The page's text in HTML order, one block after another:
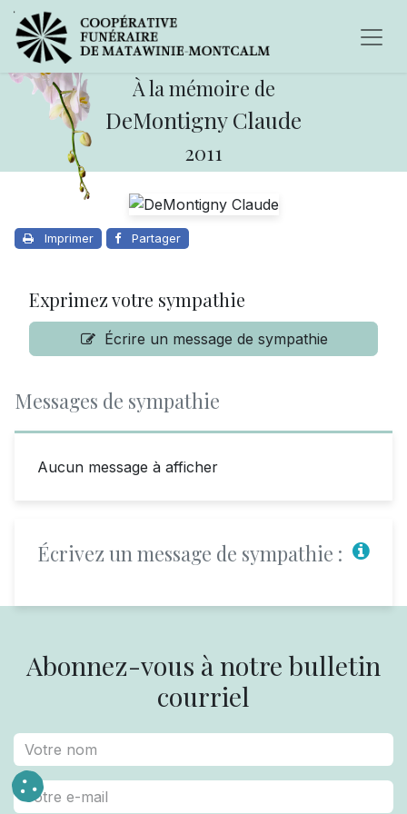
À la mémoire de
DeMontigny Claude
2011
Imprimer Partager
Exprimez votre sympathie
Écrire un message de sympathie
Messages de sympathie
Aucun message à afficher
Écrivez un message de sympathie :
Abonnez-vous à notre bulletin
courriel